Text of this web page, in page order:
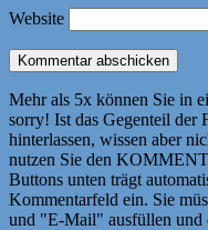
Website
Mehr als 5x können Sie in
sorry! Ist das Gegenteil der
hinterlassen, wissen aber
nutzen Sie den
Buttons unten trägt
Kommentarfeld ein. Sie
und "E-Mail" ausfüllen und